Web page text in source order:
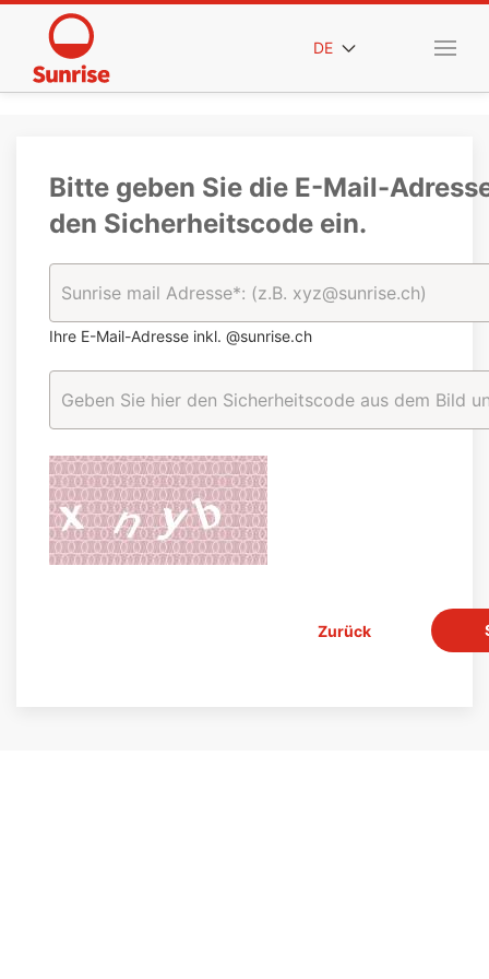
DE
Bitte geben Sie die E-Mail-
den Sicherheitscode ein.
Ihre E-Mail-Adresse inkl. @sunrise.ch
Zurück